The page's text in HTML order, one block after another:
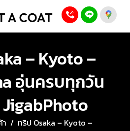
– Kyoto –
อุ่นครบทุกวัน
/ ทริป Osaka – Kyoto –